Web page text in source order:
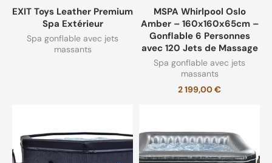
EXIT Toys Leather Premium
Spa Extérieur
Spa gonflable avec jets
massants
MSPA Whirlpool Oslo
Amber – 160x160x65cm –
Gonflable 6 Personnes
avec 120 Jets de Massage
Spa gonflable avec jets
massants
2 199,00€